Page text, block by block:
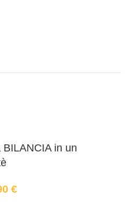
BILANCIA in un
€